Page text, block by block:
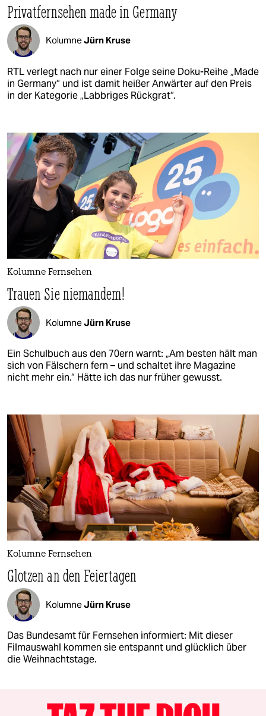
Privatfernsehen made in Germany
KolumneJürn Kruse
RTL verlegt nach nur einer Folge seine Doku-Reihe „Made
in Germany“ und ist damit heißer Anwärter auf den Preis
in der Kategorie „Labbriges Rückgrat“.
Kolumne Fernsehen
Trauen Sie niemandem!
KolumneJürn Kruse
Ein Schulbuch aus den 70ern warnt: „Am besten hält man
sich von Fälschern fern – und schaltet ihre Magazine
nicht mehr ein.“ Hätte ich das nur früher gewusst.
Kolumne Fernsehen
Glotzen an den Feiertagen
KolumneJürn Kruse
Das Bundesamt für Fernsehen informiert: Mit dieser
Filmauswahl kommen sie entspannt und glücklich über
die Weihnachtstage.